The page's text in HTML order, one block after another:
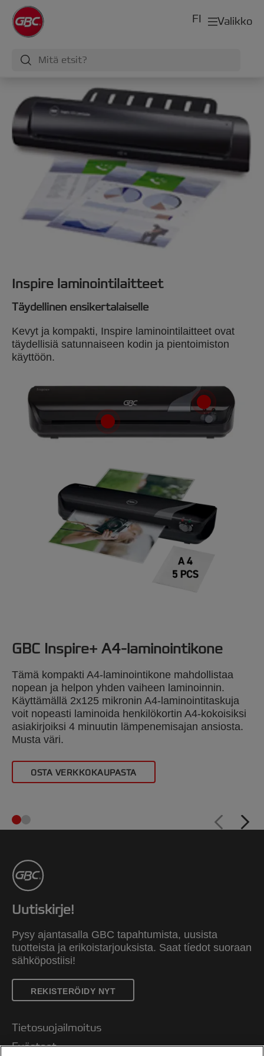
Valikko
FI
Inspire laminointilaitteet
Täydellinen ensikertalaiselle
Kevyt ja kompakti, Inspire laminointilaitteet ovat
täydellisiä satunnaiseen kodin ja pientoimiston
käyttöön.
GBC Inspire+ A4-laminointikone
Tämä kompakti A4-laminointikone mahdollistaa
nopean ja helpon yhden vaiheen laminoinnin.
Käyttämällä 2x125 mikronin A4-laminointitaskuja
voit nopeasti laminoida henkilökortin A4-kokoisiksi
asiakirjoiksi 4 minuutin lämpenemisajan ansiosta.
Musta väri.
OSTA VERKKOKAUPASTA
Uutiskirje!
Pysy ajantasalla GBC tapahtumista, uusista
tuotteista ja erikoistarjouksista. Saat tíedot suoraan
sähköpostiisi!
REKISTERÖIDY NYT
Tietosuojailmoitus
Evästeet